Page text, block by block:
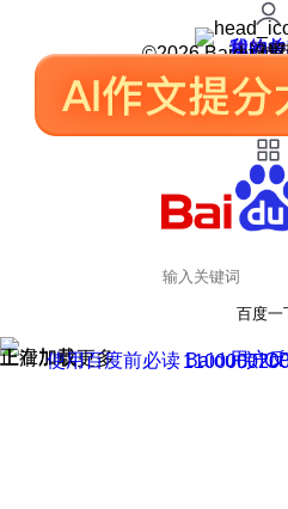
我的
我的
皮肤
用户设置
©2026 Baidu 使
百度一
正在加载
上滑加载更多 用户
使用百度前必读 Baidu 京
京公网安备